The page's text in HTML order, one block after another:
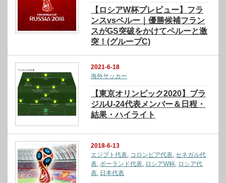
【ロシアW杯プレビュー】フラ
ンスvsペルー｜優勝候補フラン
スがGS突破をかけてペルーと激
突！(グループC)
2021-6-18
海外サッカー
【東京オリンピック2020】ブラ
ジルU-24代表メンバー＆日程・
結果・ハイライト
2018-6-13
エジプト代表, コロンビア代表, セネガル代
表,ポーランド代表, ロシアW杯, ロシア代
表, 日本代表